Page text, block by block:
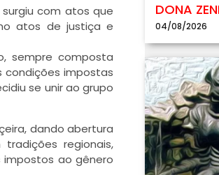
com atos que
atos de justiça e
sempre composta
condições impostas
se unir ao grupo
dando abertura
regionais,
impostos ao gênero
DONA
04/08/2026